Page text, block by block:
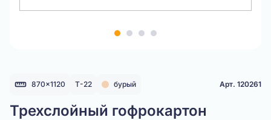
870x1120 Т-22 бурый Арт. 120261
Трехслойный гофрокартон